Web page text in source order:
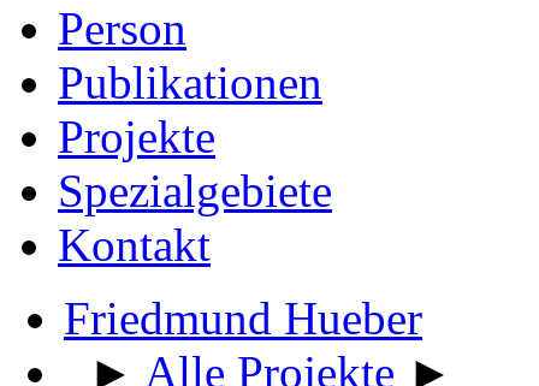
Person
Publikationen
Projekte
Spezialgebiete
Kontakt
Friedmund Hueber
► Alle Projekte ►